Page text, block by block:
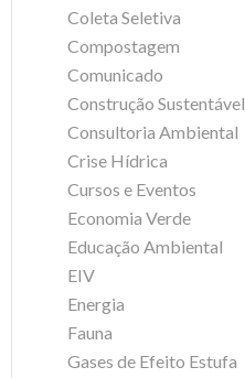
Coleta Seletiva
Compostagem
Comunicado
Construção Sustentável
Consultoria Ambiental
Crise Hídrica
Cursos e Eventos
Economia Verde
Educação Ambiental
EIV
Energia
Fauna
Gases de Efeito Estufa